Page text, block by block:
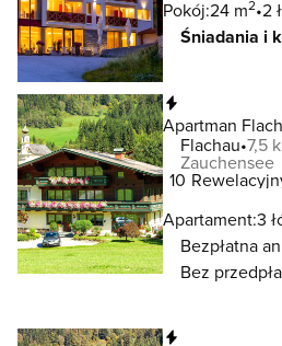
Pokój:24 m2 2
Śniadania i
Apartman
Flachau 7,5
Zauchensee
10
Apartament:3
Bezpłatna
Bez